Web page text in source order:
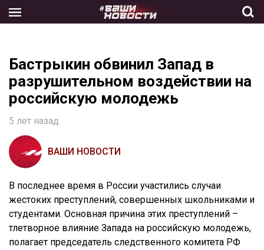
the
Бастрыкин обвинил Запад в
разрушительном воздействии на
российскую молодежь
5 лет назад
ВАШИ НОВОСТИ
В последнее время в России участились случаи
жестоких преступлений, совершенных школьниками и
студентами. Основная причина этих преступлений –
тлетворное влияние Запада на российскую молодежь,
полагает председатель следственного комитета РФ